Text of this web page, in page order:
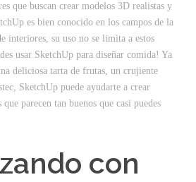
que buscan crear modelos 3D realistas y
es bien conocido en los campos de la
interiores, su uso no se limita a estos
usar SketchUp para diseñar comida! Ya
deliciosa tarta de frutas, un crujiente
SketchUp puede ayudarte a crear
parecen tan buenos que casi puedes
con